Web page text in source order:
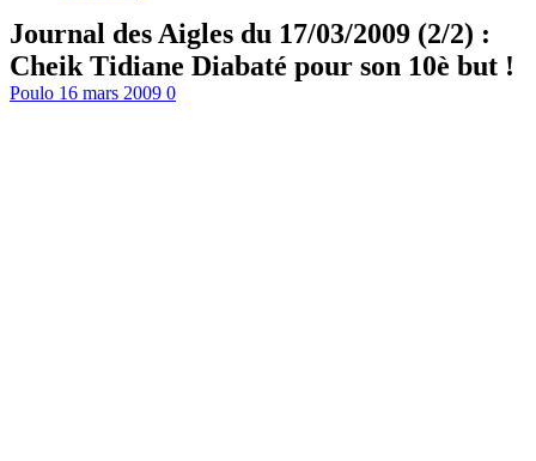
Journal des Aigles du 17/03/2009 (2/2) :
Cheik Tidiane Diabaté pour son 10è but !
Poulo 16 mars 2009 0